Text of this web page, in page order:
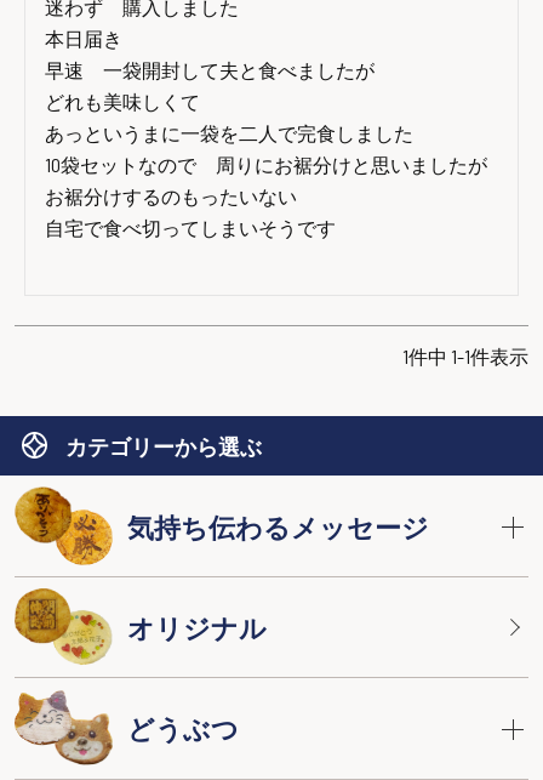
迷わず　購入しました
本日届き
早速　一袋開封して夫と食べましたが
どれも美味しくて
あっというまに一袋を二人で完食しました
10袋セットなので　周りにお裾分けと思いましたが
お裾分けするのもったいない
自宅で食べ切ってしまいそうです
1件中 1-1件表示
カテゴリーから選ぶ
気持ち伝わるメッセージ
オリジナル
どうぶつ